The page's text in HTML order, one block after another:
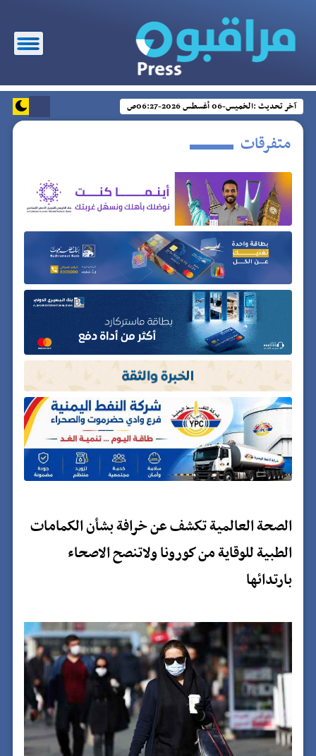
آخر تحديث :الخميس-06 أغسطس 2026-06:27ص
متفرقات
الصحة العالمية تكشف عن خرافة بشأن الكمامات
الطبية للوقاية من كورونا ولاتنصح الاصحاء
بارتدائها